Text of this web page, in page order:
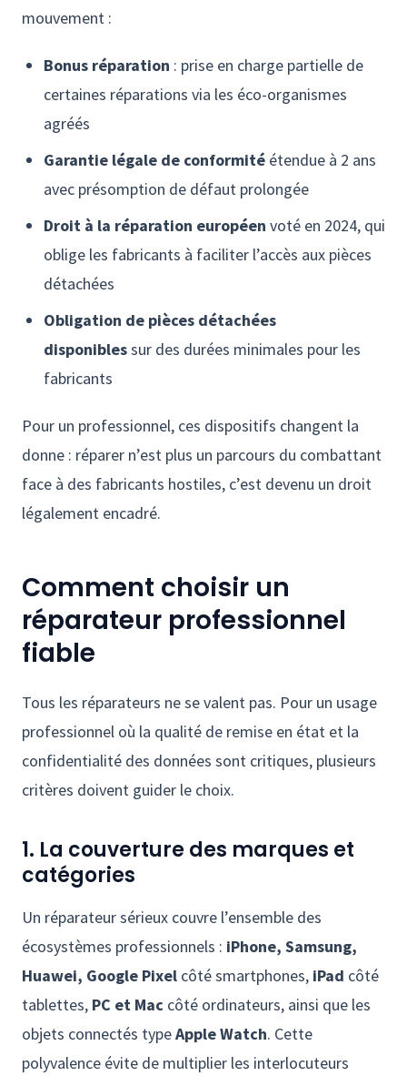
mouvement :
Bonus réparation : prise en charge partielle de
certaines réparations via les éco-organismes
agréés
Garantie légale de conformité étendue à 2 ans
avec présomption de défaut prolongée
Droit à la réparation européen voté en 2024, qui
oblige les fabricants à faciliter l’accès aux pièces
détachées
Obligation de pièces détachées
disponiblessur des durées minimales pour les
fabricants
Pour un professionnel, ces dispositifs changent la
donne : réparer n’est plus un parcours du combattant
face à des fabricants hostiles, c’est devenu un droit
légalement encadré.
Comment choisir un
réparateur professionnel
fiable
Tous les réparateurs ne se valent pas. Pour un usage
professionnel où la qualité de remise en état et la
confidentialité des données sont critiques, plusieurs
critères doivent guider le choix.
1. La couverture des marques et
catégories
Un réparateur sérieux couvre l’ensemble des
écosystèmes professionnels : iPhone, Samsung,
Huawei, Google Pixel côté smartphones, iPad côté
tablettes, PC et Mac côté ordinateurs, ainsi que les
objets connectés typeApple Watch. Cette
polyvalence évite de multiplier les interlocuteurs